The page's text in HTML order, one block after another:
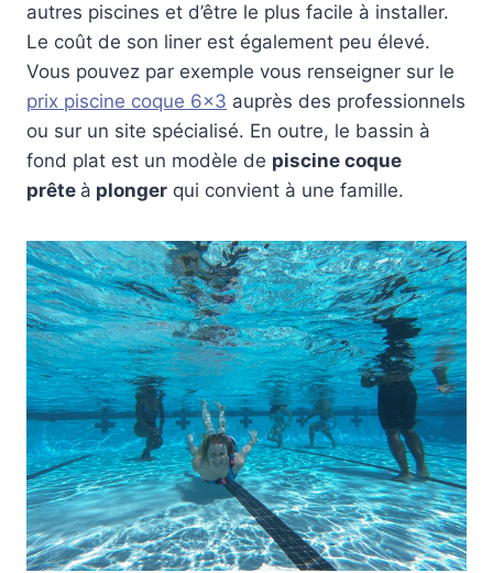
autres piscines et d’être le plus facile à installer.
Le coût de son liner est également peu élevé.
Vous pouvez par exemple vous renseigner sur le
prix piscine coque 6×3 auprès des professionnels
ou sur un site spécialisé. En outre, le bassin à
fond plat est un modèle de piscine coque
prête à plonger qui convient à une famille.